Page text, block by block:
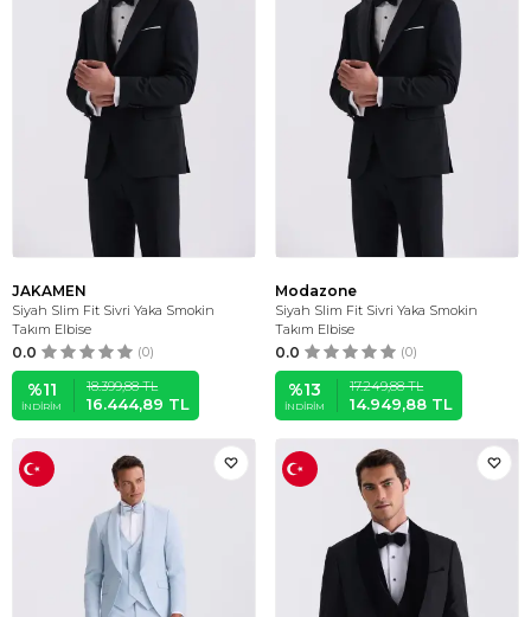
JAKAMEN
Siyah Slim Fit Sivri Yaka Smokin
Takım Elbise
0.0 (0)
%11
İNDIRIM
18.399,88TL
16.444,89 TL
Modazone
Siyah Slim Fit Sivri Yaka Smokin
Takım Elbise
0.0 (0)
%13
İNDIRIM
17.249,88TL
14.949,88 TL